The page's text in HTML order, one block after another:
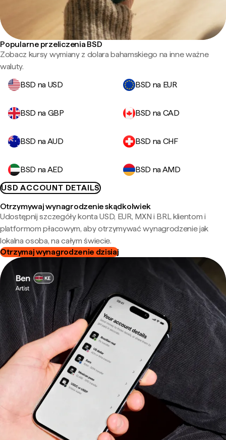
Popularne przeliczenia BSD
Zobacz kursy wymiany z dolara bahamskiego na inne ważne
waluty.
BSD na USD
BSD na EUR
BSD na GBP BSD na CAD
BSD na AUD BSD na CHF
BSD na AED
BSD na AMD
USD ACCOUNT DETAILS
Otrzymywaj wynagrodzenie skądkolwiek
Udostępnij szczegóły konta USD, EUR, MXN i BRL klientom i
platformom płacowym, aby otrzymywać wynagrodzenie jak
lokalna osoba, na całym świecie.
Otrzymaj wynagrodzenie dzisiaj